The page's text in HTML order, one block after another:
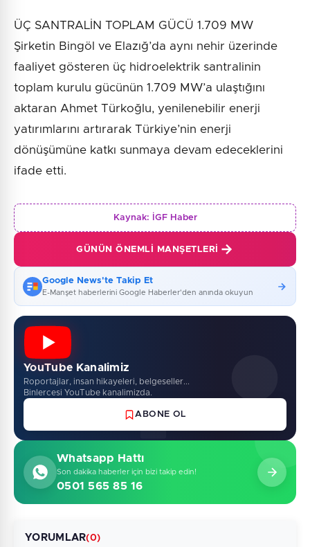
ÜÇ SANTRALİN TOPLAM GÜCÜ 1.709 MW
Şirketin Bingöl ve Elazığ’da aynı nehir üzerinde
faaliyet gösteren üç hidroelektrik santralinin
toplam kurulu gücünün 1.709 MW’a ulaştığını
aktaran Ahmet Türkoğlu, yenilenebilir enerji
yatırımlarını artırarak Türkiye’nin enerji
dönüşümüne katkı sunmaya devam edeceklerini
ifade etti.
Kaynak: İGF Haber
GÜNÜN ÖNEMLI MANŞETLERI
Google News'te Takip Et
E-Manşet haberlerini Google Haberler'den anında okuyun
YouTube Kanalimiz
Roportajlar, insan hikayeleri, belgeseller...
Binlercesi YouTube kanalimizda.
ABONE OL
Whatsapp Hattı
Son dakika haberler için bizi takip edin!
0501 565 85 16
YORUMLAR(0)